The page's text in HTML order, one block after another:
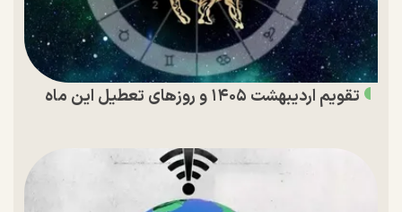
تقویم اردیبهشت ۱۴۰۵ و روز‌های تعطیل این ماه